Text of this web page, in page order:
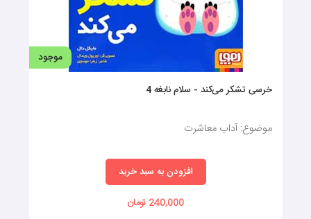
موجود
خرسی تشکر می‌کند - سلام نابغه 4
موضوع: آداب معاشرت
افزودن به سبد خرید
240,000 تومان